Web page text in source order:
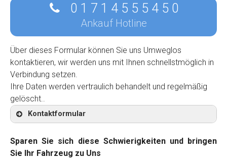
0 1 7 1 4 5 5 5 4 5 0
Ankauf Hotline
Über dieses Formular können Sie uns Umweglos
kontaktieren, wir werden uns mit Ihnen schnellstmöglich in
Verbindung setzen.
Ihre Daten werden vertraulich behandelt und regelmäßig
gelöscht..
Kontaktformular
Sparen Sie sich diese Schwierigkeiten und bringen
Sie Ihr Fahrzeug zu Uns